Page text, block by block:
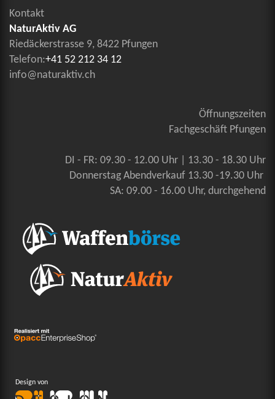
Kontakt
NaturAktiv AG
Riedäckerstrasse 9, 8422 Pfungen
Telefon:+41 52 212 34 12
info@naturaktiv.ch
Öffnungszeiten
Fachgeschäft Pfungen
DI - FR: 09.30 - 12.00 Uhr | 13.30 - 18.30 Uhr
Donnerstag Abendverkauf 13.30 -19.30 Uhr
SA: 09.00 - 16.00 Uhr, durchgehend
Design von